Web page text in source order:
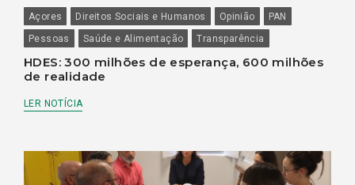
Açores Direitos Sociais e Humanos Opinião
PAN
Pessoas
Saúde e Alimentação Transparência
HDES: 300 milhões de esperança, 600 milhões
de realidade
LER NOTÍCIA